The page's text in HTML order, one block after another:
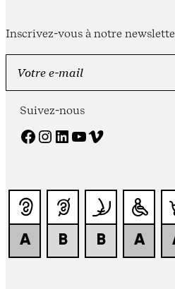
Inscrivez-vous à notre
Suivez-nous
Facebook Instagram LinkedIn YouTube Vimeo